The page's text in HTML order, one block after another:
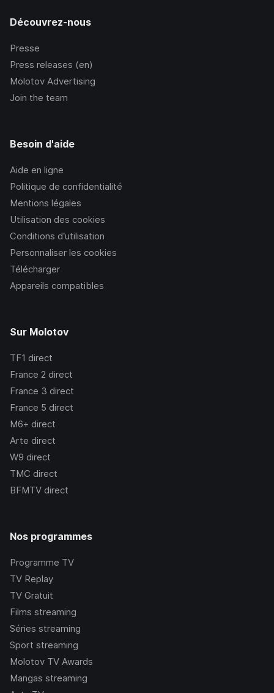
Découvrez-nous
Presse
Press releases (en)
Molotov Advertising
Join the team
Besoin d'aide
Aide en ligne
Politique de confidentialité
Mentions légales
Utilisation des cookies
Conditions d’utilisation
Personnaliser les cookies
Télécharger
Appareils compatibles
Sur Molotov
TF1 direct
France 2 direct
France 3 direct
France 5 direct
M6+ direct
Arte direct
W9 direct
TMC direct
BFMTV direct
Nos programmes
Programme TV
TV Replay
TV Gratuit
Films streaming
Séries streaming
Sport streaming
Molotov TV Awards
Mangas streaming